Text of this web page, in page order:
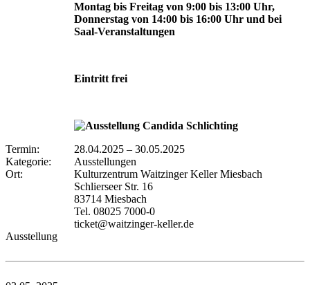
Montag bis Freitag von 9:00 bis 13:00 Uhr,
Donnerstag von 14:00 bis 16:00 Uhr und bei
Saal-Veranstaltungen
Eintritt frei
Termin: 28.04.2025 – 30.05.2025
Kategorie:
Ausstellungen
Ort:
Kulturzentrum Waitzinger Keller Miesbach
Schlierseer Str. 16
83714 Miesbach
Tel. 08025 7000-0
ticket@waitzinger-keller.de
Ausstellung